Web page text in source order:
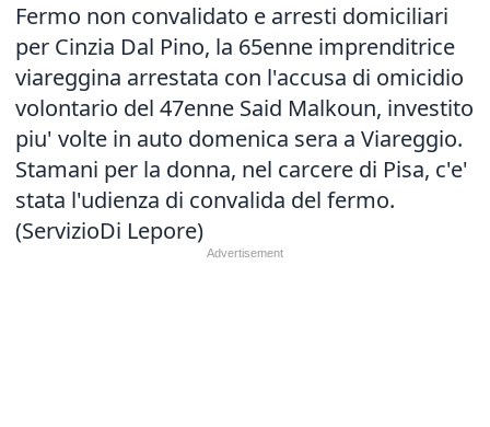
Fermo non convalidato e arresti domiciliari
per Cinzia Dal Pino, la 65enne imprenditrice
viareggina arrestata con l'accusa di omicidio
volontario del 47enne Said Malkoun, investito
piu' volte in auto domenica sera a Viareggio.
Stamani per la donna, nel carcere di Pisa, c'e'
stata l'udienza di convalida del fermo.
(ServizioDi Lepore)